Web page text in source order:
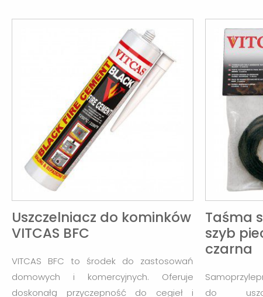
Uszczelniacz do kominków
VITCAS BFC
VITCAS BFC to środek do zastosowań
domowych i komercyjnych. Oferuje
doskonałą przyczepność do cegieł i
Taśma
szyb
czarna
do